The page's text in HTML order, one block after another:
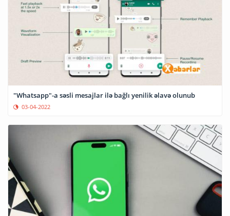
"Whatsapp"-a səsli mesajlar ilə bağlı yenilik əlavə olunub
03-04-2022